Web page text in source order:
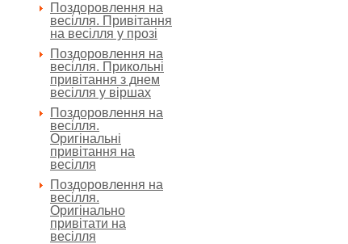
Поздоровлення на
весілля. Привітання
на весілля у прозі
Поздоровлення на
весілля. Прикольні
привітання з днем
весілля у віршах
Поздоровлення на
весілля.
Оригінальні
привітання на
весілля
Поздоровлення на
весілля.
Оригінально
привітати на
весілля